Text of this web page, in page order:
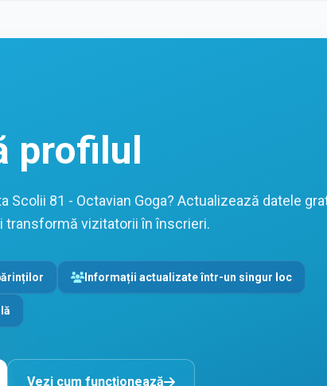
profilul
Scolii 81 - Octavian Goga? Actualizează datele
transformă vizitatorii în înscrieri.
Informații actualizate într-un singur loc
Vezi cum funcționează